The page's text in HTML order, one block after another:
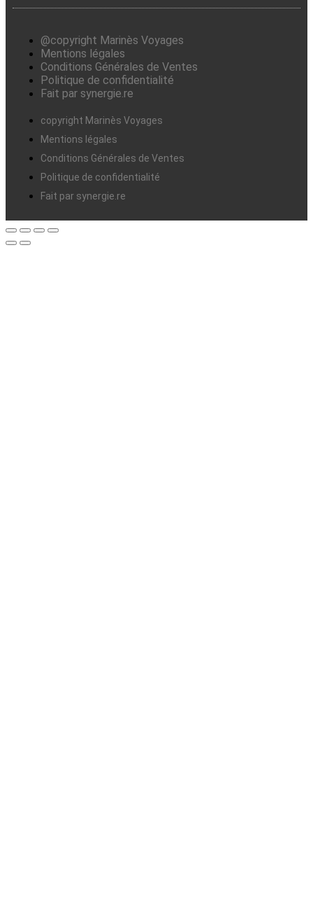
@copyright Marinès Voyages
Mentions légales
Conditions Générales de Ventes
Politique de confidentialité
Fait par synergie.re
copyright Marinès Voyages
Mentions légales
Conditions Générales de Ventes
Politique de confidentialité
Fait par synergie.re